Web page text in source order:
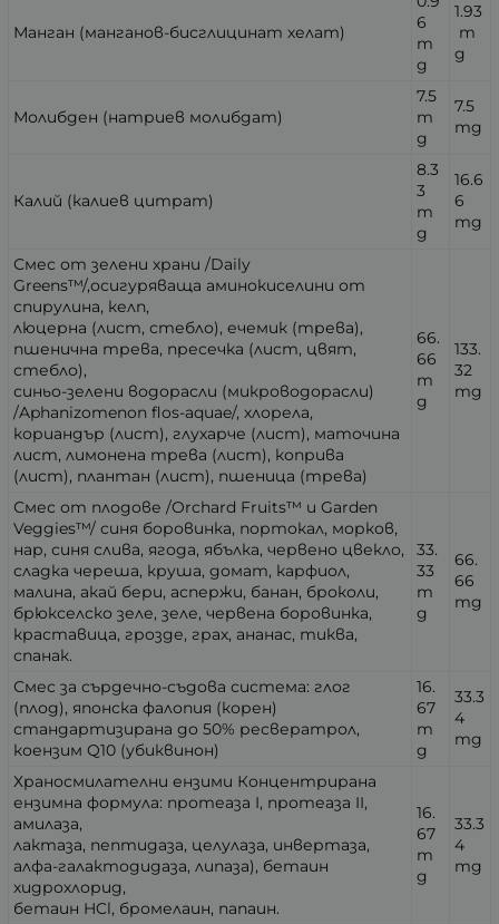
Манган (манганов-бисглицинат хелат)
6
m
g
1.93
m
g
Молибден (натриев молибдат)
7.5
m
g
7.5
mg
Калий (калиев цитрат)
8.3
3
m
g
16.6
6
mg
Смес от зелени храни /Daily
Greens™/,осигуряваща аминокиселини от
спирулина, келп,
люцерна (лист, стебло), ечемик (трева),
пшенична трева, пресечка (лист, цвят,
стебло),
синьо-зелени водорасли (микроводорасли)
/Aphanizomenon flos-aquae/, хлорела,
кориандър (лист), глухарче (лист), маточина
лист, лимонена трева (лист), коприва
(лист), плантан (лист), пшеница (трева)
66.
66
m
g
133.
32
mg
Смес от плодове /Orchard Fruits™ и Garden
Veggies™/ синя боровинка, портокал, морков,
нар, синя слива, ягода, ябълка, червено цвекло,
сладка череша, круша, домат, карфиол,
малина, акай бери, аспержи, банан, броколи,
брюкселско зеле, зеле, червена боровинка,
краставица, грозде, грах, ананас, тиква,
спанак.
33.
33
m
g
66.
66
mg
Смес за сърдечно-съдова система: глог
(плод), японска фалопия (корен)
стандартизирана до 50% ресвератрол,
коензим Q10 (убиквинон)
16.
67
m
g
33.3
4
mg
Храносмилателни ензими Концентрирана
ензимна формула: протеаза I, протеаза II,
амилаза,
лактаза, пептидаза, целулаза, инвертаза,
алфа-галактодидаза, липаза), бетаин
хидрохлорид,
бетаин HCl, бромелаин, папаин.
16.
67
m
g
33.3
4
mg